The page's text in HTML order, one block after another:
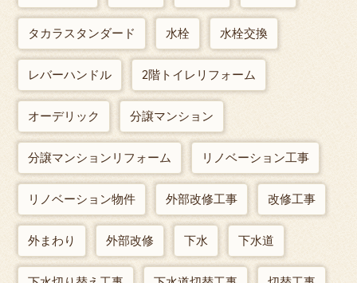
タカラスタンダード 水栓 水栓交換
レバーハンドル 2階トイレリフォーム
オーデリック 分譲マンション
分譲マンションリフォーム リノベーション工事
リノベーション物件 外部改修工事 改修工事
外まわり 外部改修 下水 下水道